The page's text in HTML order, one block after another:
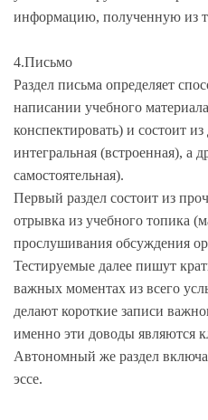
информацию, полученную из
4.Письмо
Раздел письма определяет
написании учебного
конспектировать) и состоит
интегральная (встроенная), а
самостоятельная).
Первый раздел состоит из
отрывка из учебного топика
прослушивания обсуждения
Тестируемые далее пишут
важных моментах из всего
делают короткие записи
именно эти доводы являются
Автономный же раздел
эссе.